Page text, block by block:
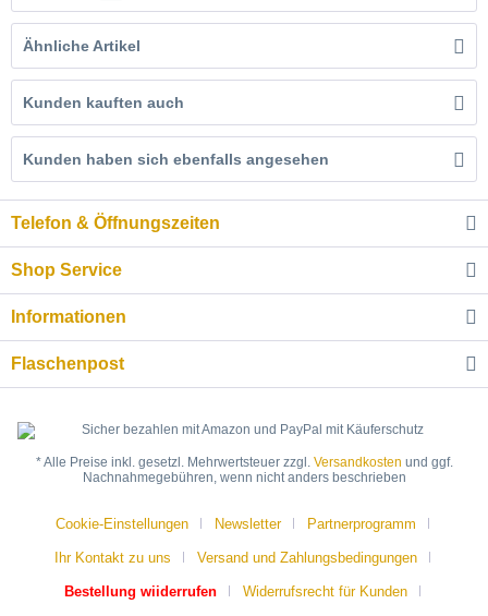
Ähnliche Artikel
Kunden kauften auch
Kunden haben sich ebenfalls angesehen
Telefon & Öffnungszeiten
Shop Service
Informationen
Flaschenpost
* Alle Preise inkl. gesetzl. Mehrwertsteuer zzgl. Versandkosten und ggf.
Nachnahmegebühren, wenn nicht anders beschrieben
Cookie-Einstellungen Newsletter Partnerprogramm
Ihr Kontakt zu uns Versand und Zahlungsbedingungen
Bestellung wiiderrufen Widerrufsrecht für Kunden